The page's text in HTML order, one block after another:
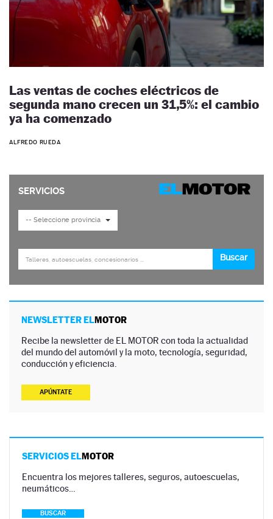
Las ventas de coches eléctricos de
segunda mano crecen un 31,5%: el cambio
ya ha comenzado
ALFREDO RUEDA
NEWSLETTER ELMOTOR
Recibe la newsletter de EL MOTOR con toda la actualidad
del mundo del automóvil y la moto, tecnología, seguridad,
conducción y eficiencia.
APÚNTATE
SERVICIOS ELMOTOR
Encuentra los mejores talleres, seguros, autoescuelas,
neumáticos…
BUSCAR